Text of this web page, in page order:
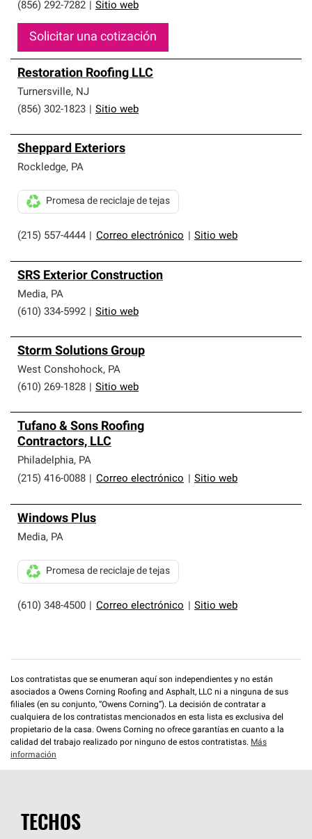
(856) 292-7282 Sitio web
Solicitar una cotización
Restoration Roofing LLC
Turnersville, NJ
(856) 302-1823
Sitio web
Sheppard Exteriors
Rockledge, PA
(215) 557-4444 Correo electrónico Sitio web
Promesa de reciclaje de tejas
SRS Exterior Construction
Media, PA
(610) 334-5992
Sitio web
Storm Solutions Group
West Conshohock, PA
(610) 269-1828
Sitio web
Tufano & Sons Roofing
Contractors, LLC
Philadelphia, PA
(215) 416-0088
Correo electrónico Sitio web
Windows Plus
Media, PA
(610) 348-4500 Correo electrónico Sitio web
Promesa de reciclaje de tejas
Los contratistas que se enumeran aquí son independientes y no están
asociados a Owens Corning Roofing and Asphalt, LLC ni a ninguna de sus
filiales (en su conjunto, “Owens Corning”). La decisión de contratar a
cualquiera de los contratistas mencionados en esta lista es exclusiva del
propietario de la casa. Owens Corning no ofrece garantías en cuanto a la
calidad del trabajo realizado por ninguno de estos contratistas. Más
información
TECHOS